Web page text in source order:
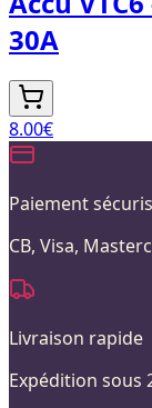
30A
8.00€
Paiement
CB, Visa,
Livraison rapide
Expédition sous